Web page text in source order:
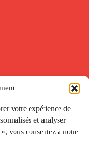
votre expérience de
et analyser
vous consentez à notre